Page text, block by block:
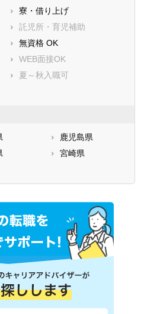
寮・借り上げ
託児所・育児補助
無資格 OK
WEB面接OK
夏～秋入職可
鹿児島県
宮崎県